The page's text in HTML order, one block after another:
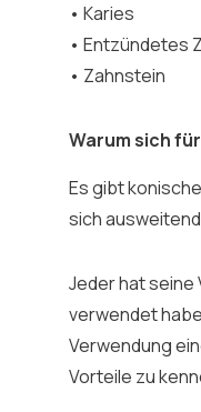
• Karies
• Entzündetes
• Zahnstein
Warum sich
Es gibt
sich
Jeder hat seine
verwendet
Verwendung
Vorteile zu